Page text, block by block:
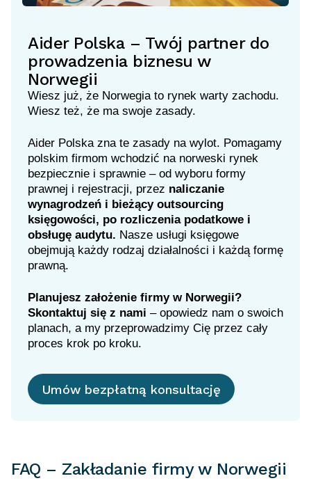
Aider Polska – Twój partner do
prowadzenia biznesu w
Norwegii
Wiesz już, że Norwegia to rynek warty zachodu.
Wiesz też, że ma swoje zasady.
Aider Polska zna te zasady na wylot. Pomagamy
polskim firmom wchodzić na norweski rynek
bezpiecznie i sprawnie – od wyboru formy
prawnej i rejestracji, przez naliczanie
wynagrodzeń i bieżący outsourcing
księgowości, po rozliczenia podatkowe i
obsługę audytu. Nasze usługi księgowe
obejmują każdy rodzaj działalności i każdą formę
prawną.
Planujesz założenie firmy w Norwegii?
Skontaktuj się z nami – opowiedz nam o swoich
planach, a my przeprowadzimy Cię przez cały
proces krok po kroku.
Umów bezpłatną konsultację
FAQ – Zakładanie firmy w Norwegii